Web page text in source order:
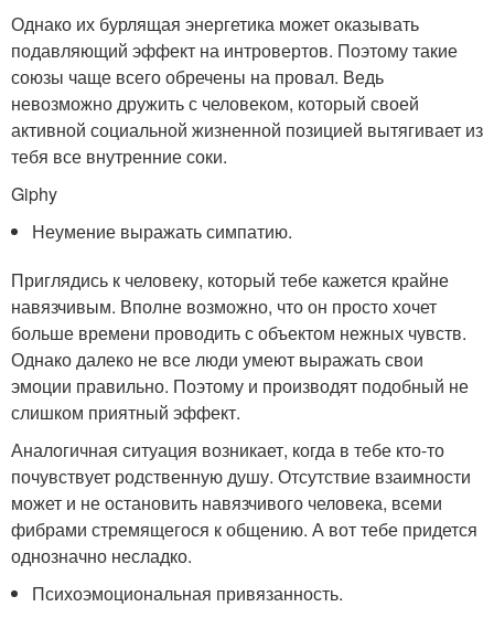
Однако их бурлящая энергетика может оказывать
подавляющий эффект на интровертов. Поэтому такие
союзы чаще всего обречены на провал. Ведь
невозможно дружить с человеком, который своей
активной социальной жизненной позицией вытягивает из
тебя все внутренние соки.
Giphy
Неумение выражать симпатию.
Приглядись к человеку, который тебе кажется крайне
навязчивым. Вполне возможно, что он просто хочет
больше времени проводить с объектом нежных чувств.
Однако далеко не все люди умеют выражать свои
эмоции правильно. Поэтому и производят подобный не
слишком приятный эффект.
Аналогичная ситуация возникает, когда в тебе кто-то
почувствует родственную душу. Отсутствие взаимности
может и не остановить навязчивого человека, всеми
фибрами стремящегося к общению. А вот тебе придется
однозначно несладко.
Психоэмоциональная привязанность.